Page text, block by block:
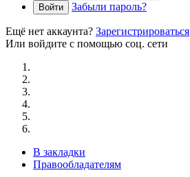
Войти Забыли пароль?
Ещё нет аккаунта? Зарегистрироваться
Или войдите с помощью соц. сети
В закладки
Правообладателям